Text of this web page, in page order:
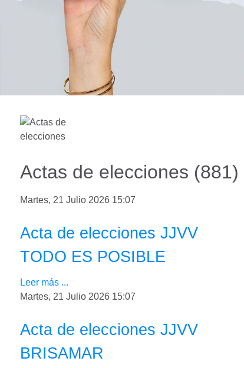
Actas de elecciones (881)
Martes, 21 Julio 2026 15:07
Acta de elecciones JJVV
TODO ES POSIBLE
Leer más ...
Martes, 21 Julio 2026 15:07
Acta de elecciones JJVV
BRISAMAR